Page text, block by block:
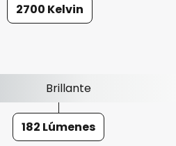
2700 Kelvin
Brillante
182 Lúmenes